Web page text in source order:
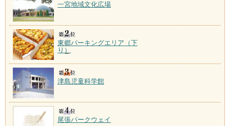
一宮地域文化広場
東郷パーキングエリア（下
り）
津島児童科学館
尾張パークウェイ